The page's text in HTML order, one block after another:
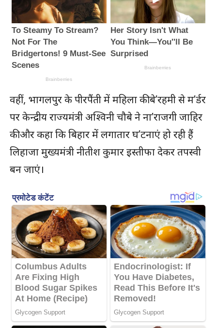
वहीं, भागलपुर के पीरपैंती में महिला की बे’रहमी से म’र्डर
पर केन्द्रीय राज्यमंत्री अश्विनी चौबे ने ना’राजगी जाहिर
की और कहा कि बिहार में लगातार घ’टनाएं हो रही हैं
लिहाजा मुख्यमंत्री नीतीश कुमार इस्तीफा देकर तपस्वी
बन जाएं।